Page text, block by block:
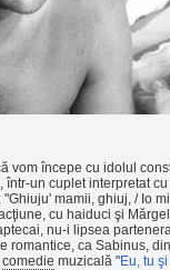
vom începe cu idolul
într-un cuplet interpretat
mamii, ghiuj, / Io
cu haiduci şi
nu-i lipsea
romantice, ca Sabinus,
comedie muzicală "Eu, tu